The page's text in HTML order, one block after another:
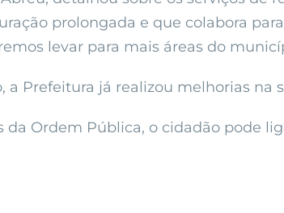
prolongada e que colabora
levar para mais áreas do
Prefeitura já realizou melhorias na
Ordem Pública, o cidadão pode